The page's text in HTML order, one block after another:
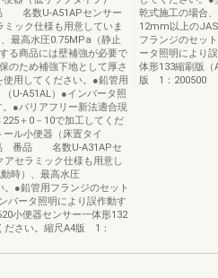
数U-A51APセンサー
ック仕様も用意していま
最高水圧0.75MPa（静止
る商品には壁補強が必要で
のため補強下地として厚さ
用してください。●鉛管用
U-A51AL）●インバータ照
●バリアフリー新法適合現
＋0－10で加工してくだ
ル小便器（床置タイ
番品 名数U-A31APセ
セラミック仕様も用意し
時）、最高水圧
●鉛管用フランジのセット
バータ照明により誤作動す
小便器センサー一体形132
ださい。縮尺A4版 1：
乾式施工の場合
12mm以上の
フランジのセッ
ータ照明により
体形133縮刷版（
版 1：200500